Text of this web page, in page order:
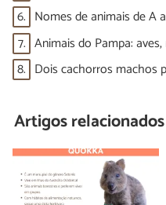
6. Nomes de animais de A
7. Animais do Pampa:
8. Dois cachorros machos
Artigos relacionados